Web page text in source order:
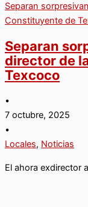
Separan
Constituyente de
Separan
director de
Texcoco
•
7 octubre, 2025
•
Locales, Noticias
El ahora exdirector